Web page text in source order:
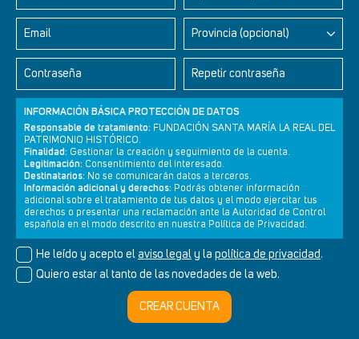
Email Provincia (opcional)
Contraseña Repetir contraseña
INFORMACIÓN BÁSICA PROTECCIÓN DE DATOS
Responsable de tratamiento: FUNDACIÓN SANTA MARÍA LA REAL DEL
PATRIMONIO HISTÓRICO.
Finalidad: Gestionar la creación y seguimiento de la cuenta.
Legitimación: Consentimiento del interesado.
Destinatarios: No se comunicarán datos a terceros.
Información adicional y derechos: Podrás obtener información
adicional sobre el tratamiento de tus datos y el modo ejercitar tus
derechos o presentar una reclamación ante la Autoridad de Control
española en el modo descrito en nuestra Política de Privacidad.
He leído y acepto el aviso legal y la política de privacidad.
Quiero estar al tanto de las novedades de la web.
CREAR CUENTA
Newsletter Aviso legal Política de privacidad Política de cookies
© Cultura+ 2026. Todos los derechos reservados
Diseño web SGM